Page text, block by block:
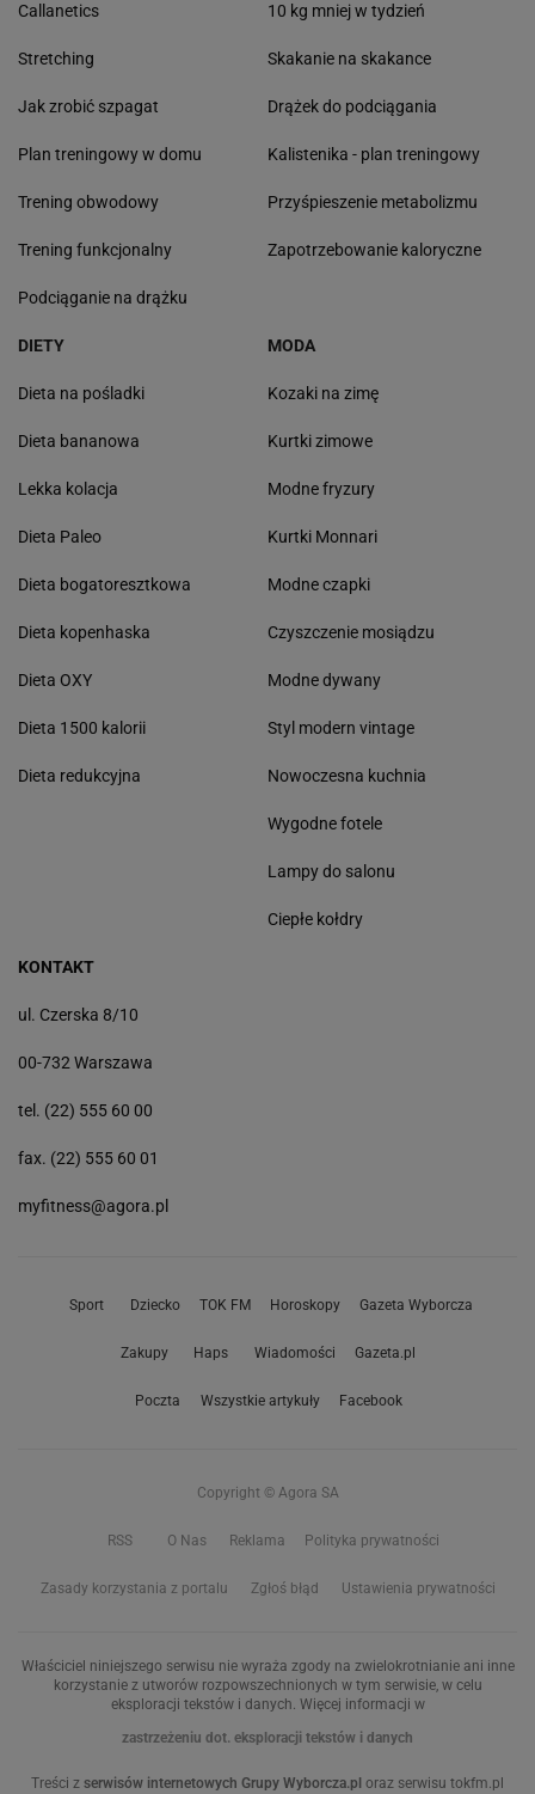
Callanetics
Stretching
Jak zrobić szpagat
Plan treningowy w domu
Trening obwodowy
Trening funkcjonalny
Podciąganie na drążku
10 kg mniej w tydzień
Skakanie na skakance
Drążek do podciągania
Kalistenika - plan treningowy
Przyśpieszenie metabolizmu
Zapotrzebowanie kaloryczne
DIETY
Dieta na pośladki
Dieta bananowa
Lekka kolacja
Dieta Paleo
Dieta bogatoresztkowa
Dieta kopenhaska
Dieta OXY
Dieta 1500 kalorii
Dieta redukcyjna
MODA
Kozaki na zimę
Kurtki zimowe
Modne fryzury
Kurtki Monnari
Modne czapki
Czyszczenie mosiądzu
Modne dywany
Styl modern vintage
Nowoczesna kuchnia
Wygodne fotele
Lampy do salonu
Ciepłe kołdry
KONTAKT
ul. Czerska 8/10
00-732 Warszawa
tel. (22) 555 60 00
fax. (22) 555 60 01
myfitness@agora.pl
Sport Dziecko TOK FM Horoskopy Gazeta Wyborcza
Zakupy Haps Wiadomości Gazeta.pl
Poczta Wszystkie artykuły Facebook
Copyright © Agora SA
RSS O Nas Reklama Polityka prywatności
Zasady korzystania z portalu Zgłoś błąd Ustawienia prywatności
Właściciel niniejszego serwisu nie wyraża zgody na zwielokrotnianie ani inne
korzystanie z utworów rozpowszechnionych w tym serwisie, w celu
eksploracji tekstów i danych. Więcej informacji w
zastrzeżeniu dot. eksploracji tekstów i danych
Treści z serwisów internetowych Grupy Wyborcza.pl oraz serwisu tokfm.pl